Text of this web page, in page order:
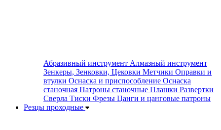
Абразивный инструмент Алмазный инструмент
Зенкеры, Зенковки, Цековки Метчики Оправки и
втулки Оснаска и приспособление Оснаска
станочная Патроны станочные Плашки Развертки
Сверла Тиски Фрезы Цанги и цанговые патроны
Резцы проходные